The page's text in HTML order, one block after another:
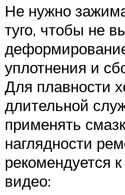
Не нужно
туго, чтобы не
уплотнения и
Для плавности
длительной
применять
наглядности
рекомендуется
видео: